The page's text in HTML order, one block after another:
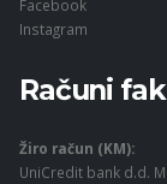
Facebook
Instagram
Računi
Žiro račun (KM):
UniCredit bank d.d.